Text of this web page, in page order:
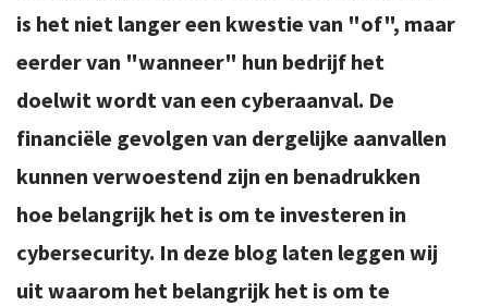
is het niet langer een kwestie van "of", maar
eerder van "wanneer" hun bedrijf het
doelwit wordt van een cyberaanval. De
financiële gevolgen van dergelijke aanvallen
kunnen verwoestend zijn en benadrukken
hoe belangrijk het is om te investeren in
cybersecurity. In deze blog laten leggen wij
uit waarom het belangrijk het is om te